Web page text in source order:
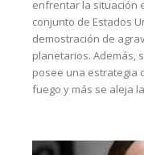
enfrentar la situación
conjunto de Estados
demostración de
planetarios. Además,
posee una estrategia
fuego y más se aleja